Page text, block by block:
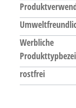
Werbliche
rostfrei